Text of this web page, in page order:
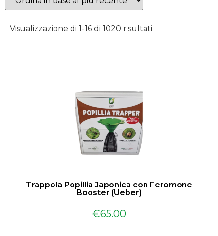
Visualizzazione di 1-16 di 1020 risultati
Trappola Popillia Japonica con Feromone
Booster (Ueber)
€65.00